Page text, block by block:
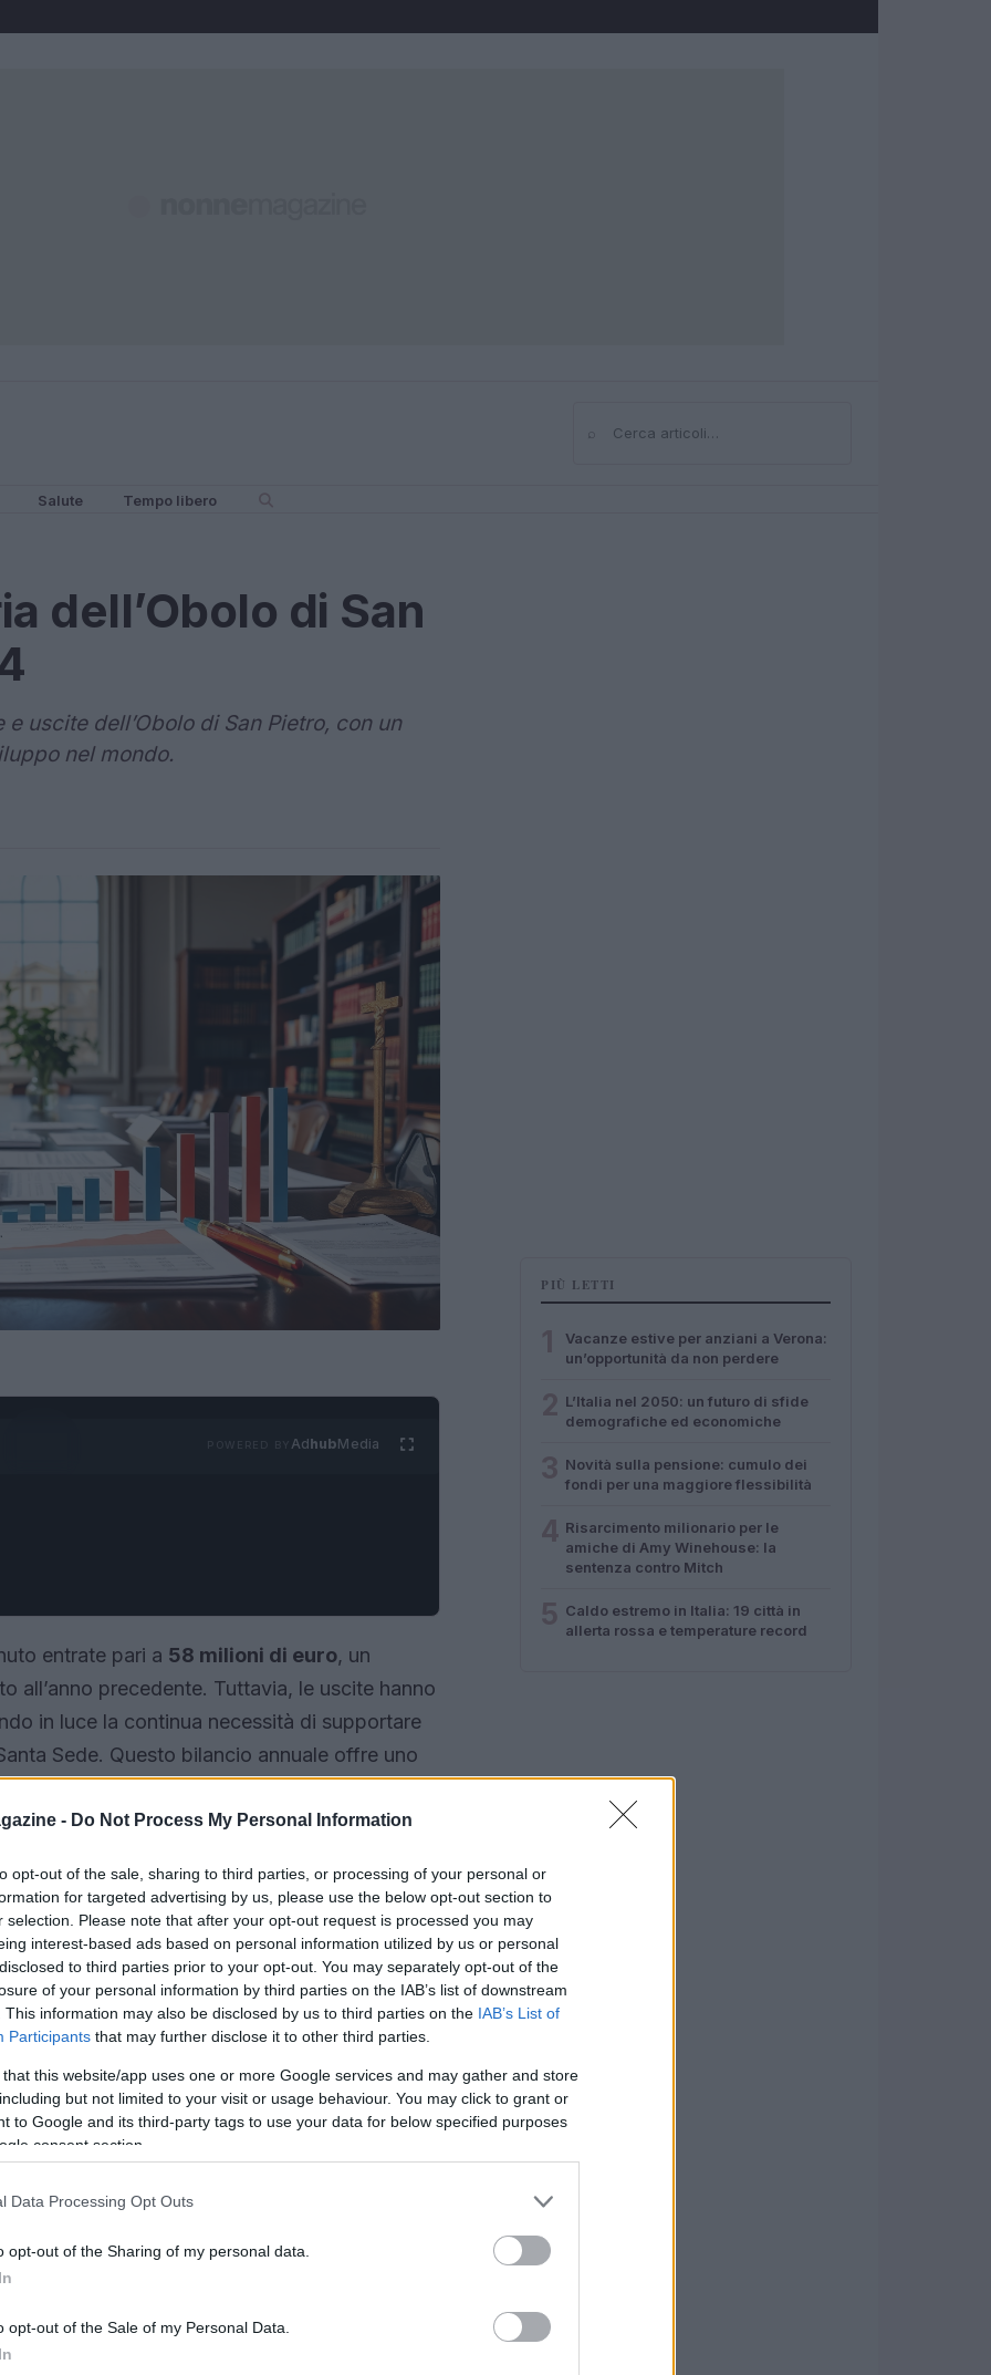
- Do Not Process My Personal Information
opt-out of the sale, sharing to third parties, or processing of your personal or
for targeted advertising by us, please use the below opt-out section to
selection. Please note that after your opt-out request is processed you may
interest-based ads based on personal information utilized by us or personal
to third parties prior to your opt-out. You may separately opt-out of the
of your personal information by third parties on the IAB’s list of downstream
This information may also be disclosed by us to third parties on the IAB’s List of
Participants that may further disclose it to other third parties.
that this website/app uses one or more Google services and may gather and store
but not limited to your visit or usage behaviour. You may click to grant or
to Google and its third-party tags to use your data for below specified purposes
consent section.
Data Processing Opt Outs
opt-out of the Sharing of my personal data.
opt-out of the Sale of my Personal Data.
⌕Cerca
Salute Tempo libero
dell’Obolo di San
uscite dell’Obolo di San Pietro, con un
nel mondo.
AdhubMedia
entrate pari a 58 milioni di euro, un
all’anno precedente. Tuttavia, le uscite hanno
in luce la continua necessità di supportare
Sede. Questo bilancio annuale offre uno
vengano utilizzate per sostenere gli sforzi del
più bisognose nel mondo. Ma come
insieme!
PIÙ LETTI
Vacanze estive per anziani a Verona:
un’opportunità da non perdere
L’Italia nel 2050: un futuro di sfide
demografiche ed economiche
Novità sulla pensione: cumulo dei
fondi per una maggiore flessibilità
Risarcimento milionario per le
amiche di Amy Winehouse: la
sentenza contro Mitch
Caldo estremo in Italia: 19 città in
allerta rossa e temperature record